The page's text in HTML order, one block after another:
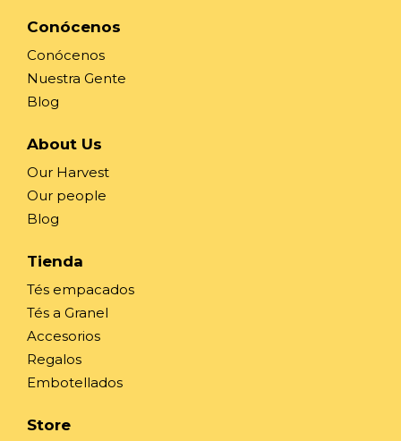
Conócenos
Conócenos
Nuestra Gente
Blog
About Us
Our Harvest
Our people
Blog
Tienda
Tés empacados
Tés a Granel
Accesorios
Regalos
Embotellados
Store